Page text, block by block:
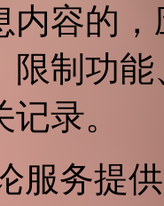
内容的
限制功
录。
服务提